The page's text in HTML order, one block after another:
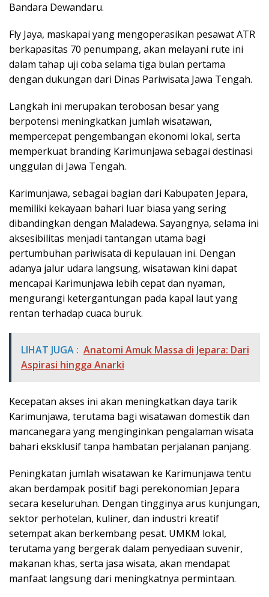
Bandara Dewandaru.
Fly Jaya, maskapai yang mengoperasikan pesawat ATR
berkapasitas 70 penumpang, akan melayani rute ini
dalam tahap uji coba selama tiga bulan pertama
dengan dukungan dari Dinas Pariwisata Jawa Tengah.
Langkah ini merupakan terobosan besar yang
berpotensi meningkatkan jumlah wisatawan,
mempercepat pengembangan ekonomi lokal, serta
memperkuat branding Karimunjawa sebagai destinasi
unggulan di Jawa Tengah.
Karimunjawa, sebagai bagian dari Kabupaten Jepara,
memiliki kekayaan bahari luar biasa yang sering
dibandingkan dengan Maladewa. Sayangnya, selama ini
aksesibilitas menjadi tantangan utama bagi
pertumbuhan pariwisata di kepulauan ini. Dengan
adanya jalur udara langsung, wisatawan kini dapat
mencapai Karimunjawa lebih cepat dan nyaman,
mengurangi ketergantungan pada kapal laut yang
rentan terhadap cuaca buruk.
LIHAT JUGA : Anatomi Amuk Massa di Jepara: Dari
Aspirasi hingga Anarki
Kecepatan akses ini akan meningkatkan daya tarik
Karimunjawa, terutama bagi wisatawan domestik dan
mancanegara yang menginginkan pengalaman wisata
bahari eksklusif tanpa hambatan perjalanan panjang.
Peningkatan jumlah wisatawan ke Karimunjawa tentu
akan berdampak positif bagi perekonomian Jepara
secara keseluruhan. Dengan tingginya arus kunjungan,
sektor perhotelan, kuliner, dan industri kreatif
setempat akan berkembang pesat. UMKM lokal,
terutama yang bergerak dalam penyediaan suvenir,
makanan khas, serta jasa wisata, akan mendapat
manfaat langsung dari meningkatnya permintaan.